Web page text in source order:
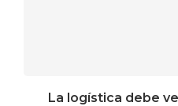
La logística debe